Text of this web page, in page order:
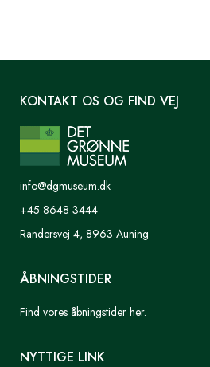
KONTAKT OS OG FIND VEJ
info@dgmuseum.dk
+45 8648 3444
Randersvej 4, 8963 Auning
ÅBNINGSTIDER
Find vores åbningstider her.
NYTTIGE LINK